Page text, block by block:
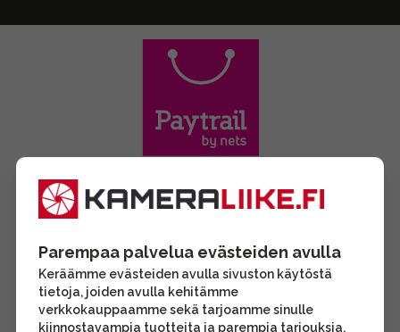
Parempaa palvelua evästeiden avulla
Keräämme evästeiden avulla sivuston käytöstä
tietoja, joiden avulla kehitämme
verkkokauppaamme sekä tarjoamme sinulle
kiinnostavampia tuotteita ja parempia tarjouksia.